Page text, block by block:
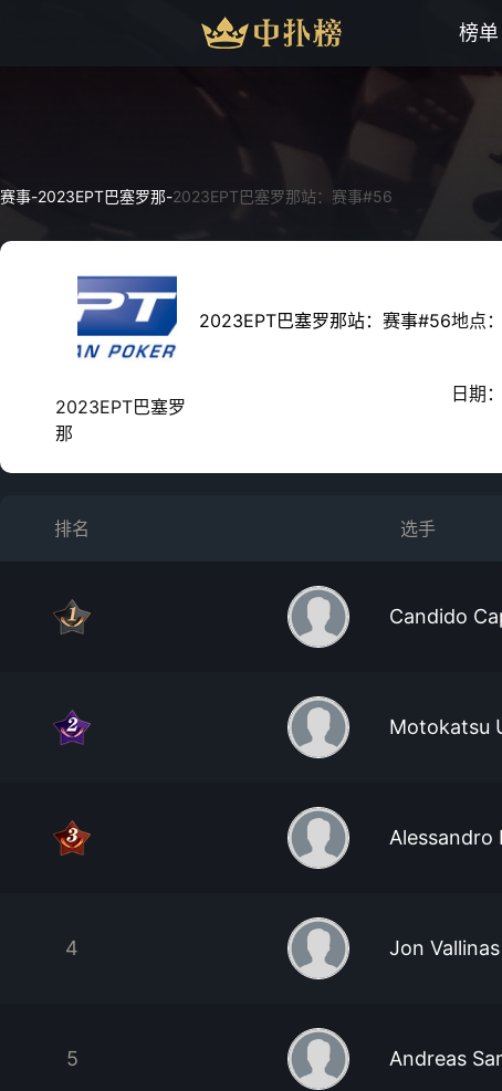
榜单
赛事-2023EPT巴塞罗那-2023EPT巴塞罗那站：赛事#56
2023EPT巴塞罗
那
2023EPT巴塞罗那站：赛事#56地点：
日期：
排名 选手
Candido
Motokatsu
Alessandro
4 Jon Vallinas
5 Andreas